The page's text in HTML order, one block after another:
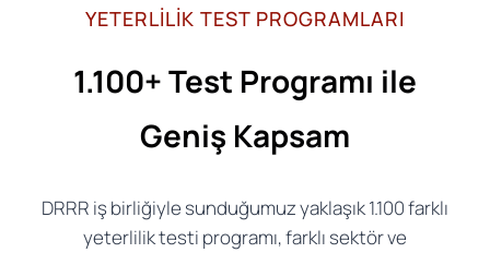
YETERLİLİK TEST PROGRAMLARI
1.100+ Test Programı ile
Geniş Kapsam
DRRR iş birliğiyle sunduğumuz yaklaşık 1.100 farklı
yeterlilik testi programı, farklı sektör ve